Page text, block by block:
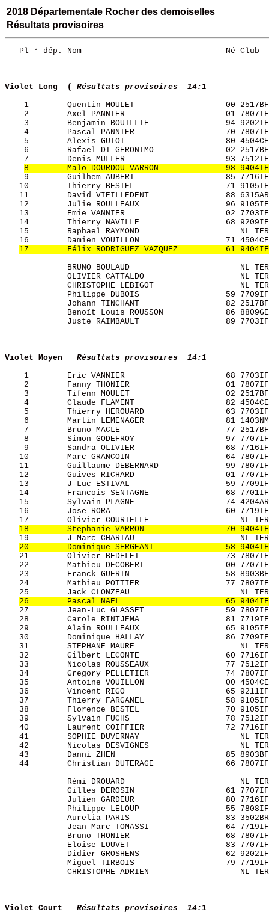
2018 Départementale Rocher des demoiselles
Résultats provisoires
Pl ° dép. Nom                              Né
Violet Long  (
Résultats provisoires  14:1
1        Quentin MOULET                   00
2        Axel PANNIER                     01
3        Benjamin BOUILLIE                94
4        Pascal PANNIER                   70
5        Alexis GUIOT                     80
6        Rafael DI GERONIMO               02
7        Denis MULLER                     93
8        Malo DOURDOU-VARRON              98
9        Guilhem AUBERT                   85
10        Thierry BESTEL                   71
11        David VIEILLEDENT                88
12        Julie ROULLEAUX                  96
13        Emie VANNIER                     02
14        Thierry NAVILLE                  68
15        Raphael RAYMOND                     NL
16        Damien VOUILLON                  71
17        Félix RODRIGUEZ VAZQUEZ          61
BRUNO BOULAUD
OLIVIER CATTALDO
CHRISTOPHE LEBIGOT
Philippe DUBOIS                  59
Johann TINCHANT                  82
Benoît Louis ROUSSON             86
Juste RAIMBAULT                  89
Violet Moyen
Résultats provisoires  14:1
1        Eric VANNIER                     68
2        Fanny THONIER                    01
3        Tifenn MOULET                    02
4        Claude FLAMENT                   82
5        Thierry HEROUARD                 63
6        Martin LEMENAGER                 81
7        Bruno MACLE                      77
8        Simon GODEFROY                   97
9        Sandra OLIVIER                   68
10        Marc GRANCOIN                    64
11        Guillaume DEBERNARD              99
12        Guives RICHARD                   01
13        J-Luc ESTIVAL                    59
14        Francois SENTAGNE                68
15        Sylvain PLAGNE                   74
16        Jose RORA                        60
17        Olivier COURTELLE                   NL
18        Stephanie VARRON                 70
19        J-Marc CHARIAU                      NL
20        Dominique SERGEANT               58
21        Olivier BEDELET                  73
22        Mathieu DECOBERT                 00
23        Franck GUERIN                    58
24        Mathieu POTTIER                  77
25        Jack CLONZEAU                       NL
26        Pascal NAEL                      65
27        Jean-Luc GLASSET                 59
28        Carole RINTJEMA                  81
29        Alain ROULLEAUX                  65
30        Dominique HALLAY                 86
31        STEPHANE MAURE                      NL
32        Gilbert LECONTE                  60
33        Nicolas ROUSSEAUX                77
34        Gregory PELLETIER                74
35        Antoine VOUILLON                 00
36        Vincent RIGO                     65
37        Thierry FARGANEL                 58
38        Florence BESTEL                  70
39        Sylvain FUCHS                    78
40        Laurent COIFFIER                 72
41        SOPHIE DUVERNAY                     NL
42        Nicolas DESVIGNES                   NL
43        Danni ZHEN                       85
44        Christian DUTERAGE               66
Rémi DROUARD
Gilles DEROSIN                   61
Julien GARDEUR                   80
Philippe LELOUP                  55
Aurelia PARIS                    83
Jean Marc TOMASSI                64
Bruno THONIER                    68
Eloise LOUVET                    83
Didier GROSHENS                  62
Miguel TIRBOIS                   79
CHRISTOPHE ADRIEN
Violet Court
Résultats provisoires  14:1